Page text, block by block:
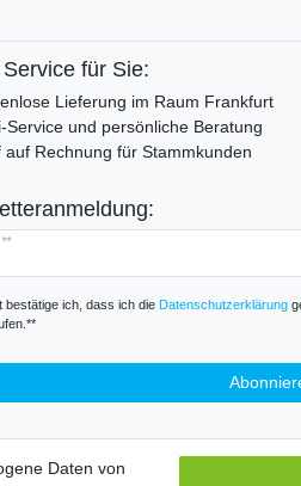
für Sie:
Lieferung im Raum Frankfurt
Service und persönliche Beratung
auf Rechnung für Stammkunden
**
bestätige ich, dass ich die Daten­schutz­erklärung
Daten von